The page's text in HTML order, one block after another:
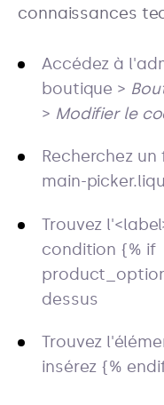
connaissances
Accédez à
boutique >
> Modifier le
Recherchez
main-
Trouvez
condition {% if
dessus
Trouvez
insérez {%